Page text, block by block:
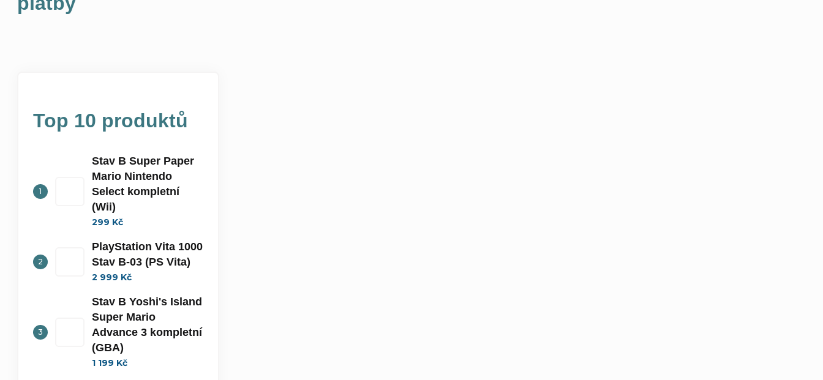
Top 10 produktů
Stav B Super Paper
Mario Nintendo
Select kompletní
(Wii)
299 Kč
PlayStation Vita 1000
Stav B-03 (PS Vita)
2 999 Kč
Stav B Yoshi's Island
Super Mario
Advance 3 kompletní
(GBA)
1 199 Kč